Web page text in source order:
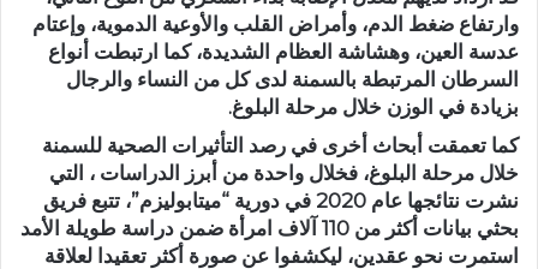
وارتفاع ضغط الدم، وأمراض القلب والأوعية الدموية، وإعتام
عدسة العين، وهشاشة العظام الشديدة، كما ارتبطت أنواع
السرطان المرتبطة بالسمنة لدى كل من النساء والرجال
بزيادة في الوزن خلال مرحلة البلوغ.
كما تعمقت أبحاث أخرى في رصد التأثيرات الصحية للسمنة
خلال مرحلة البلوغ، فخلال واحدة من أبرز الدراسات ، التي
نشرت نتائجها عام 2020 في دورية “ميتابوليزم”، تتبع فريق
بحثي بيانات أكثر من 110 آلاف امرأة ضمن دراسة طويلة الأمد
استمرت نحو عقدين، ليكشفوا عن صورة أكثر تعقيدا لعلاقة